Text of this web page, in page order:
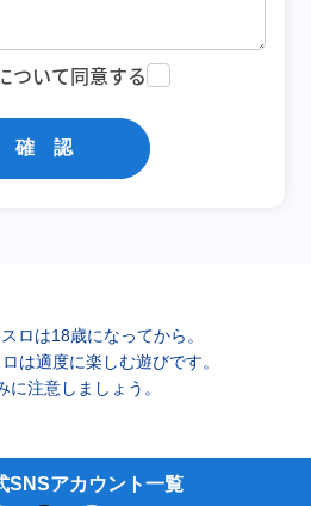
ついて同意する
確 認
ロは18歳になってから。
は適度に楽しむ遊びです。
に注意しましょう。
SNSアカウント一覧